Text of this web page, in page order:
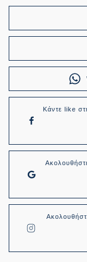
Κάντε like